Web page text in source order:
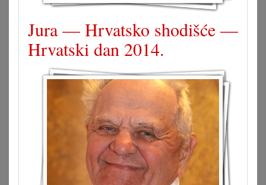
Jura — Hrvatsko shodišće —
Hrvatski dan 2014.